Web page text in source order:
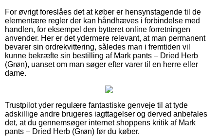
For øvrigt foreslåes det at køber er hensynstagende til de
elementære regler der kan håndhæves i forbindelse med
handlen, for eksempel den bytteret online forretningen
anvender. Her er det ydermere relevant, at man permanent
bevarer sin ordrekvittering, således man i fremtiden vil
kunne bekræfte sin bestilling af Mark pants – Dried Herb
(Grøn), uanset om man søger efter varer til en herre eller
dame.
Trustpilot yder regulære fantastiske genveje til at tyde
adskillige andre brugeres iagttagelser og derved anbefales
det, at du gennemsøger internet shoppens kritik af Mark
pants – Dried Herb (Grøn) før du køber.